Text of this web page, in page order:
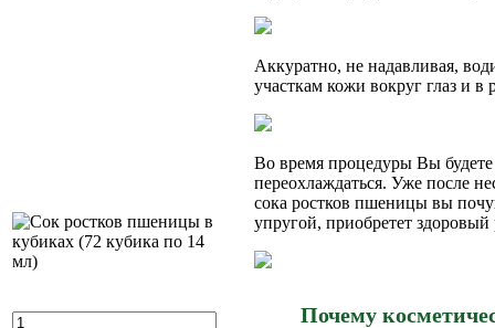
Аккуратно, не надавливая,
участкам кожи вокруг глаз и в
Во время процедуры Вы
переохлаждаться. Уже после
сока ростков пшеницы вы
упругой, приобретет
Почему